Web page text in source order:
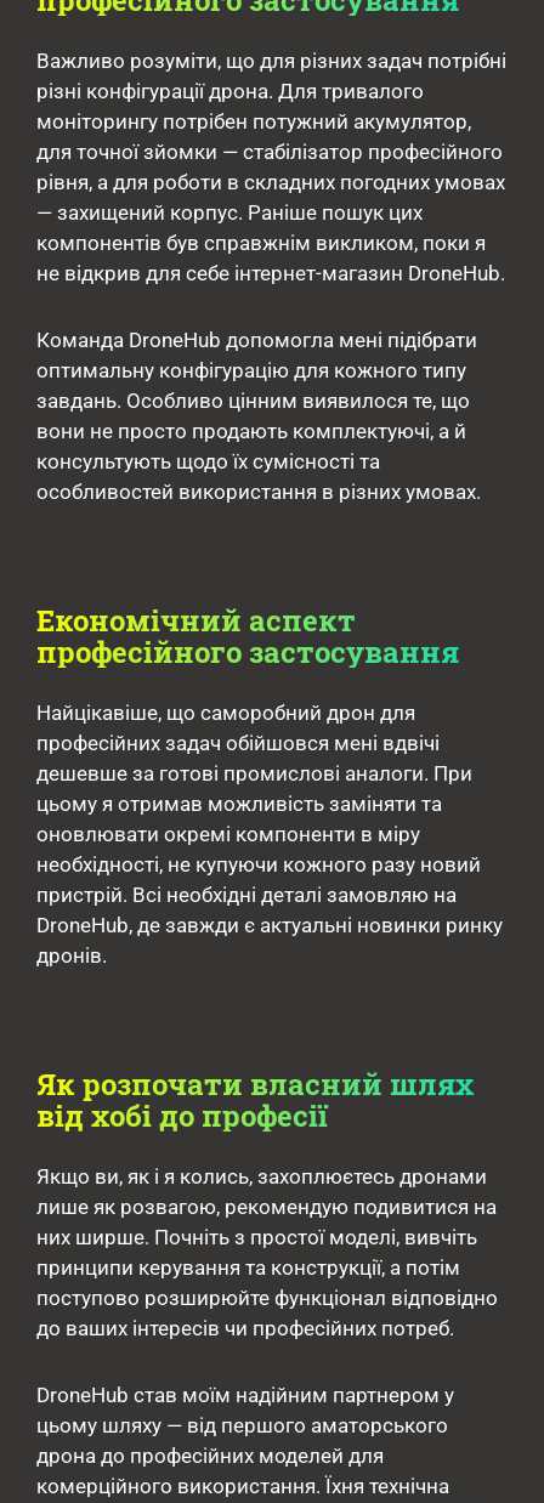
Важливо розуміти, що для різних задач потрібні
різні конфігурації дрона. Для тривалого
моніторингу потрібен потужний акумулятор,
для точної зйомки — стабілізатор професійного
рівня, а для роботи в складних погодних умовах
— захищений корпус. Раніше пошук цих
компонентів був справжнім викликом, поки я
не відкрив для себе інтернет-магазин DroneHub.
Команда DroneHub допомогла мені підібрати
оптимальну конфігурацію для кожного типу
завдань. Особливо цінним виявилося те, що
вони не просто продають комплектуючі, а й
консультують щодо їх сумісності та
особливостей використання в різних умовах.
Економічний аспект
професійного застосування
Найцікавіше, що саморобний дрон для
професійних задач обійшовся мені вдвічі
дешевше за готові промислові аналоги. При
цьому я отримав можливість заміняти та
оновлювати окремі компоненти в міру
необхідності, не купуючи кожного разу новий
пристрій. Всі необхідні деталі замовляю на
DroneHub, де завжди є актуальні новинки ринку
дронів.
Як розпочати власний шлях
від хобі до професії
Якщо ви, як і я колись, захоплюєтесь дронами
лише як розвагою, рекомендую подивитися на
них ширше. Почніть з простої моделі, вивчіть
принципи керування та конструкції, а потім
поступово розширюйте функціонал відповідно
до ваших інтересів чи професійних потреб.
DroneHub став моїм надійним партнером у
цьому шляху — від першого аматорського
дрона до професійних моделей для
комерційного використання. Їхня технічна